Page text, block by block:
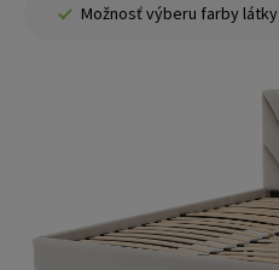
Možnosť výberu farby látky